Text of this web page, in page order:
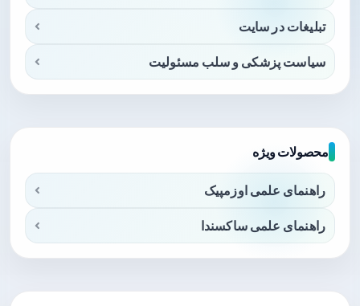
تبلیغات در سایت
سیاست پزشکی و سلب مسئولیت
محصولات ویژه
راهنمای علمی اوزمپیک
راهنمای علمی ساکسندا